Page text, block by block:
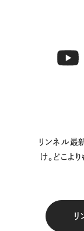
リンネル最
け。どこよ